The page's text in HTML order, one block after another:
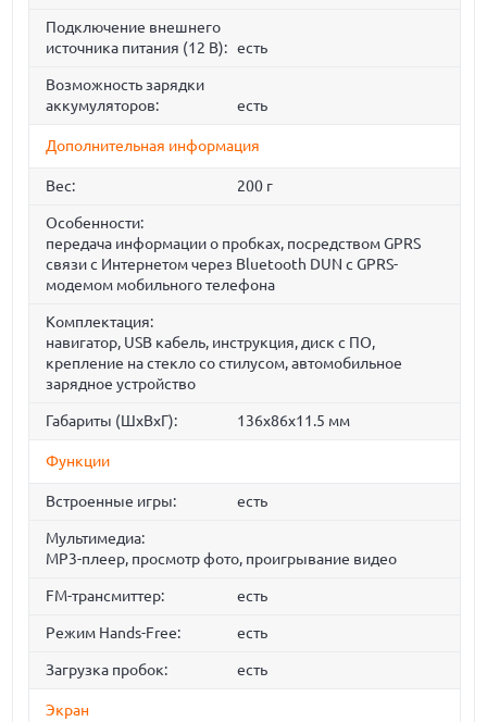
Подключение внешнего
источника питания (12 В): есть
Возможность зарядки
аккумуляторов:
есть
Дополнительная информация
Вес: 200 г
Особенности:
передача информации о пробках, посредством GPRS
связи с Интернетом через Bluetooth DUN с GPRS-
модемом мобильного телефона
Комплектация:
навигатор, USB кабель, инструкция, диск с ПО,
крепление на стекло со стилусом, автомобильное
зарядное устройство
Габариты (ШхВхГ): 136x86x11.5 мм
Функции
Встроенные игры: есть
Мультимедиа:
MP3-плеер, просмотр фото, проигрывание видео
FM-трансмиттер: есть
Режим Hands-Free: есть
Загрузка пробок: есть
Экран